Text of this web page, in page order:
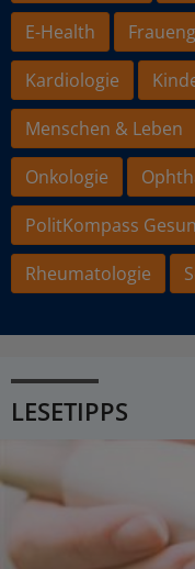
E-Health
Kardiologie
Menschen & Leben
Onkologie
PolitKompass
Rheumatologie
LESETIPPS